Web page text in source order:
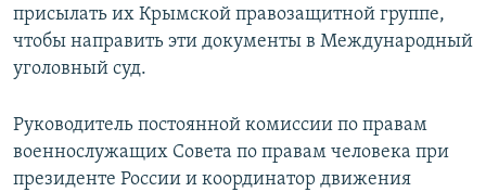
присылать их Крымской правозащитной группе,
чтобы направить эти документы в Международный
уголовный суд.
Руководитель постоянной комиссии по правам
военнослужащих Совета по правам человека при
президенте России и координатор движения